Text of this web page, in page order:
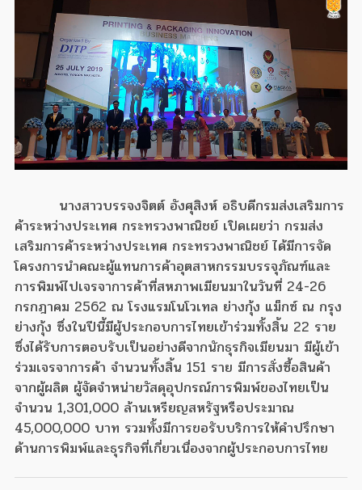
นางสาวบรรจงจิตต์ อังศุสิงห์ อธิบดีกรมส่งเสริมการ
ค้าระหว่างประเทศ กระทรวงพาณิชย์ เปิดเผยว่า กรมส่ง
เสริมการค้าระหว่างประเทศ กระทรวงพาณิชย์ ได้มีการจัด
โครงการนำคณะผู้แทนการค้าอุตสาหกรรมบรรจุภัณฑ์และ
การพิมพ์ไปเจรจาการค้าที่สหภาพเมียนมาในวันที่ 24-26
กรกฎาคม 2562 ณ โรงแรมโนโวเทล ย่างกุ้ง แม็กซ์ ณ กรุง
ย่างกุ้ง ซึ่งในปีนี้มีผู้ประกอบการไทยเข้าร่วมทั้งสิ้น 22 ราย
ซึ่งได้รับการตอบรับเป็นอย่างดีจากนักธุรกิจเมียนมา มีผู้เข้า
ร่วมเจรจาการค้า จำนวนทั้งสิ้น 151 ราย มีการสั่งซื้อสินค้า
จากผู้ผลิต ผู้จัดจำหน่ายวัสดุอุปกรณ์การพิมพ์ของไทยเป็น
จำนวน 1,301,000 ล้านเหรียญสหรัฐหรือประมาณ
45,000,000 บาท รวมทั้งมีการขอรับบริการให้คำปรึกษา
ด้านการพิมพ์และธุรกิจที่เกี่ยวเนื่องจากผู้ประกอบการไทย